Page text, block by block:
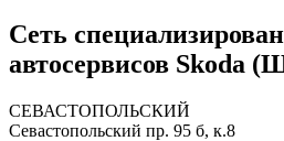
Сеть
автосервисов Skoda
СЕВАСТОПОЛЬСКИЙ
Севастопольский пр. 95 б, к.8